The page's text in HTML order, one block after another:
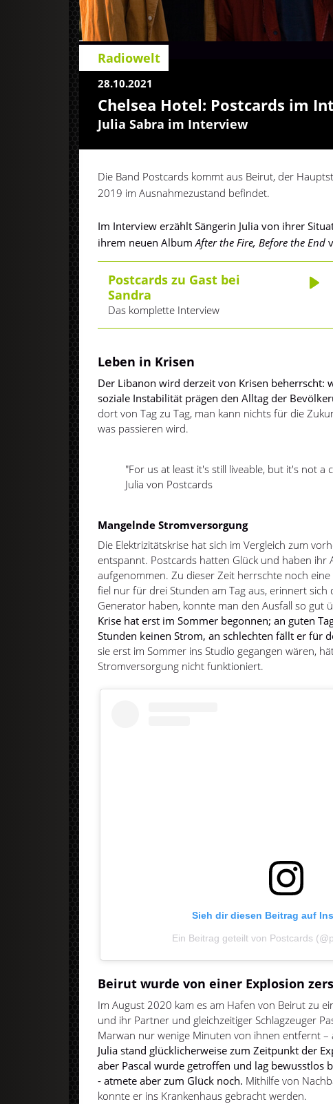
Radiowelt
28.10.2021
Chelsea Hotel: Postcards im
Julia Sabra im Interview
Die Band Postcards kommt aus Beirut, der
2019 im Ausnahmezustand befindet.
Im Interview erzählt Sängerin Julia von ihrer
ihrem neuen AlbumAfter the Fire, Before the End
Postcards zu Gast bei
Sandra
Das komplette Interview
Leben in Krisen
Der Libanon wird derzeit von Krisen beherrscht:
soziale Instabilität prägen den Alltag der
dort von Tag zu Tag, man kann nichts für die
was passieren wird.
"For us at least it's still liveable, but it's not a
Julia von Postcards
Mangelnde Stromversorgung
Die Elektrizitätskrise hat sich im Vergleich zum
entspannt. Postcards hatten Glück und haben ihr
aufgenommen. Zu dieser Zeit herrschte noch
fiel nur für drei Stunden am Tag aus, erinnert sich
Generator haben, konnte man den Ausfall so gut
Krise hat erst im Sommer begonnen; an guten
Stunden keinen Strom, an schlechten fällt er für
sie erst im Sommer ins Studio gegangen wären,
Stromversorgung nicht funktioniert.
Sieh dir diesen Beitrag auf
Ein Beitrag geteilt von Postcards
Beirut wurde von einer Explosion
Im August 2020 kam es am Hafen von Beirut zu
und ihr Partner und gleichzeitiger Schlagzeuger
Marwan nur wenige Minuten von ihnen entfernt –
Julia stand glücklicherweise zum Zeitpunkt der
aber Pascal wurde getroffen und lag bewusstlos
- atmete aber zum Glück noch. Mithilfe von
konnte er ins Krankenhaus gebracht werden.